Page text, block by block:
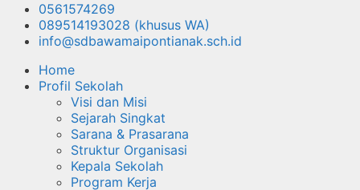
0561574269
089514193028 (khusus WA)
info@sdbawamaipontianak.sch.id
Home
Profil Sekolah
Visi dan Misi
Sejarah Singkat
Sarana & Prasarana
Struktur Organisasi
Kepala Sekolah
Program Kerja